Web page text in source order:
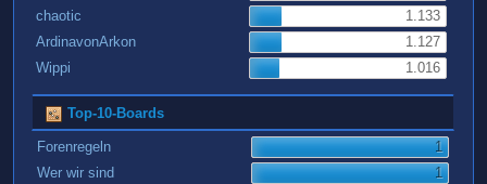
chaotic
1.133
ArdinavonArkon
1.127
Wippi
1.016
Top-10-Boards
Forenregeln
1
Wer wir sind
1